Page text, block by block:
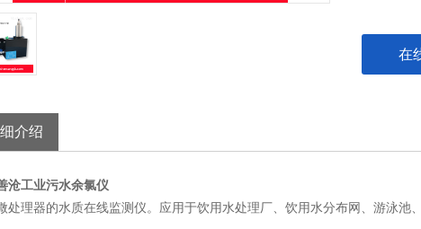
在
介绍
沧工业污水余氯仪
处理器的水质在线监测仪。应用于饮用水处理厂、饮用水分布网、游泳